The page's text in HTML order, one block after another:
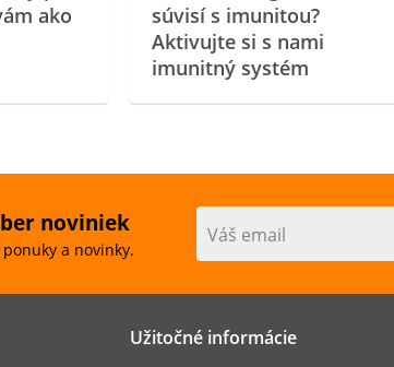
ako
súvisí s imunitou?
Aktivujte si s nami
imunitný systém
noviniek
a novinky.
Váš email
Užitočné informácie